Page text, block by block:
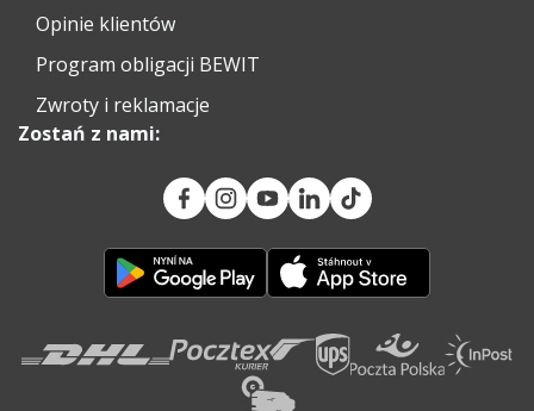
Opinie klientów
Program obligacji BEWIT
Zwroty i reklamacje
Zostań z nami: